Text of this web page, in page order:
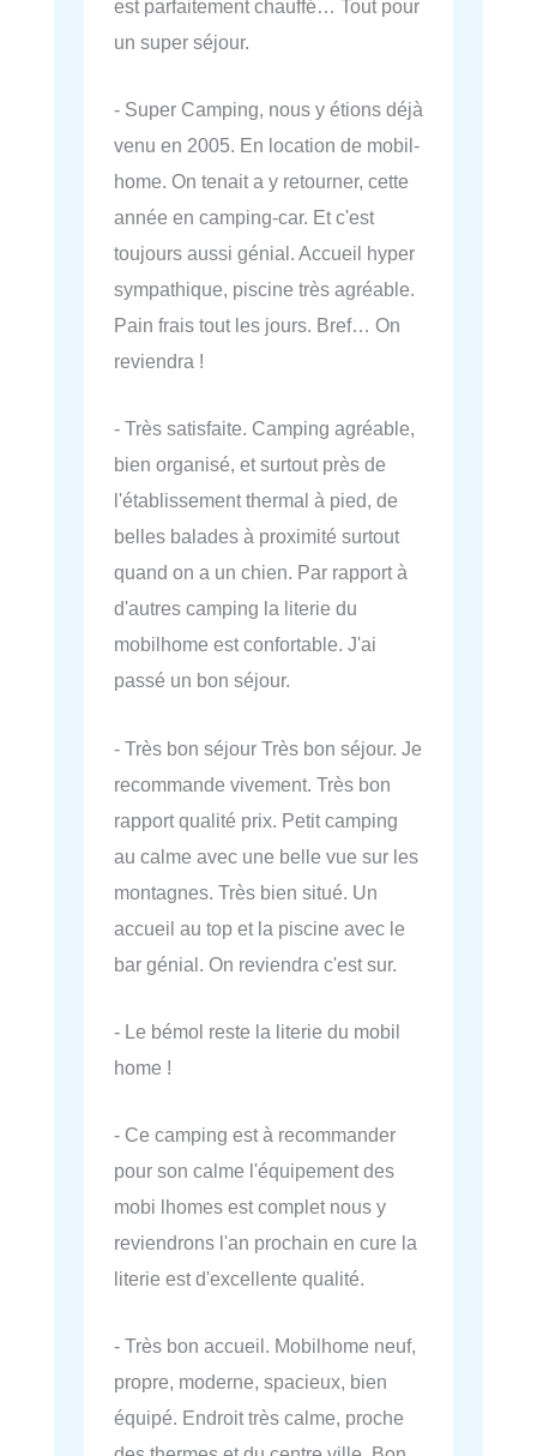
est parfaitement chauffé… Tout pour
un super séjour.
- Super Camping, nous y étions déjà
venu en 2005. En location de mobil-
home. On tenait a y retourner, cette
année en camping-car. Et c'est
toujours aussi génial. Accueil hyper
sympathique, piscine très agréable.
Pain frais tout les jours. Bref… On
reviendra !
- Très satisfaite. Camping agréable,
bien organisé, et surtout près de
l'établissement thermal à pied, de
belles balades à proximité surtout
quand on a un chien. Par rapport à
d'autres camping la literie du
mobilhome est confortable. J'ai
passé un bon séjour.
- Très bon séjour Très bon séjour. Je
recommande vivement. Très bon
rapport qualité prix. Petit camping
au calme avec une belle vue sur les
montagnes. Très bien situé. Un
accueil au top et la piscine avec le
bar génial. On reviendra c'est sur.
- Le bémol reste la literie du mobil
home !
- Ce camping est à recommander
pour son calme l'équipement des
mobi lhomes est complet nous y
reviendrons l'an prochain en cure la
literie est d'excellente qualité.
- Très bon accueil. Mobilhome neuf,
propre, moderne, spacieux, bien
équipé. Endroit très calme, proche